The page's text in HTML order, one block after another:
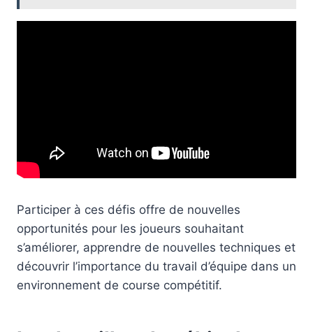
Participer à ces défis offre de nouvelles
opportunités pour les joueurs souhaitant
s’améliorer, apprendre de nouvelles techniques et
découvrir l’importance du travail d’équipe dans un
environnement de course compétitif.